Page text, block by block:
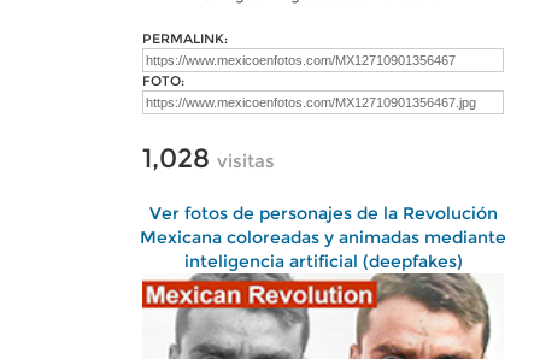
PERMALINK:
FOTO:
1,028 visitas
Ver fotos de personajes de la Revolución
Mexicana coloreadas y animadas mediante
inteligencia artificial (deepfakes)